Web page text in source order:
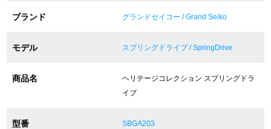
店舗受け取りサービス
店舗取り寄せサービス
買取・下取りをご希望の方
ブランド グランドセイコー / Grand Seiko
モデル スプリングドライブ / SpringDrive
商品名
ヘリテージコレクション スプリングドラ
イブ
型番 SBGA203